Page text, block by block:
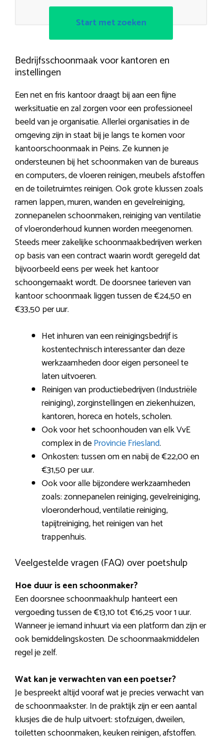
Start met zoeken
Bedrijfsschoonmaak voor kantoren en
instellingen
Een net en fris kantoor draagt bij aan een fijne
werksituatie en zal zorgen voor een professioneel
beeld van je organisatie. Allerlei organisaties in de
omgeving zijn in staat bij je langs te komen voor
kantoorschoonmaak in Peins. Ze kunnen je
ondersteunen bij het schoonmaken van de bureaus
en computers, de vloeren reinigen, meubels afstoffen
en de toiletruimtes reinigen. Ook grote klussen zoals
ramen lappen, muren, wanden en gevelreiniging,
zonnepanelen schoonmaken, reiniging van ventilatie
of vloeronderhoud kunnen worden meegenomen.
Steeds meer zakelijke schoonmaakbedrijven werken
op basis van een contract waarin wordt geregeld dat
bijvoorbeeld eens per week het kantoor
schoongemaakt wordt. De doorsnee tarieven van
kantoor schoonmaak liggen tussen de €24,50 en
€33,50 per uur.
Het inhuren van een reinigingsbedrijf is
kostentechnisch interessanter dan deze
werkzaamheden door eigen personeel te
laten uitvoeren.
Reinigen van productiebedrijven (Industriële
reiniging), zorginstellingen en ziekenhuizen,
kantoren, horeca en hotels, scholen.
Ook voor het schoonhouden van elk VvE
complex in deProvincie Friesland.
Onkosten: tussen om en nabij de €22,00 en
€31,50 per uur.
Ook voor alle bijzondere werkzaamheden
zoals: zonnepanelen reiniging, gevelreiniging,
vloeronderhoud, ventilatie reiniging,
tapijtreiniging, het reinigen van het
trappenhuis.
Veelgestelde vragen (FAQ) over poetshulp
Hoe duur is een schoonmaker?
Een doorsnee schoonmaakhulp hanteert een
vergoeding tussen de €13,10 tot €16,25 voor 1 uur.
Wanneer je iemand inhuurt via een platform dan zijn er
ook bemiddelingskosten. De schoonmaakmiddelen
regel je zelf.
Wat kan je verwachten van een poetser?
Je bespreekt altijd vooraf wat je precies verwacht van
de schoonmaakster. In de praktijk zijn er een aantal
klusjes die de hulp uitvoert: stofzuigen, dweilen,
toiletten schoonmaken, keuken reinigen, afstoffen.